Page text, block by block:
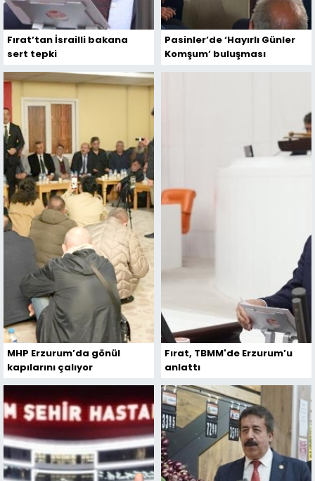
Fırat’tan İsrailli bakana
sert tepki
Pasinler’de ‘Hayırlı Günler
Komşum’ buluşması
MHP Erzurum’da gönül
kapılarını çalıyor
Fırat, TBMM'de Erzurum’u
anlattı